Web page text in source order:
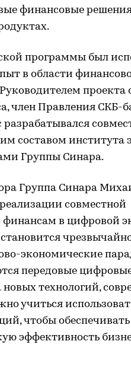
финансовые
программы был
в области
проекта
член Правления СКБ-
составом института
Группы Синара.
Группа Синара
совместной
в цифровой
экономические
передовые
новых технологий,
учиться
чтобы обеспечивать
эффективность